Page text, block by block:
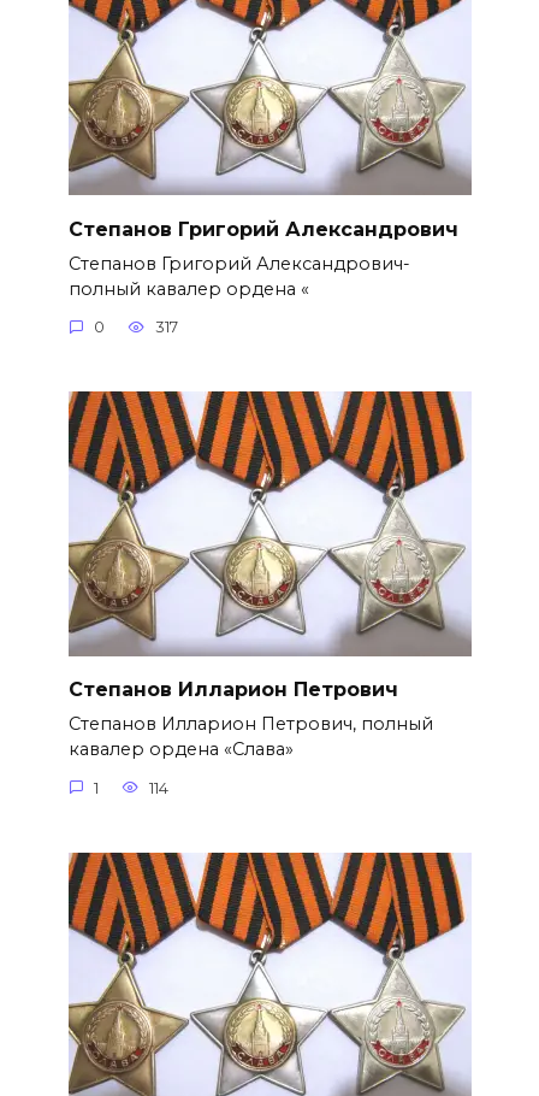
Степанов Григорий Александро­вич
Степанов Григорий Александро­вич-
полный кавалер ордена «
0 317
Степанов Илларион Петрович
Степанов Илларион Петрович, полный
кавалер ордена «Слава»
1 114